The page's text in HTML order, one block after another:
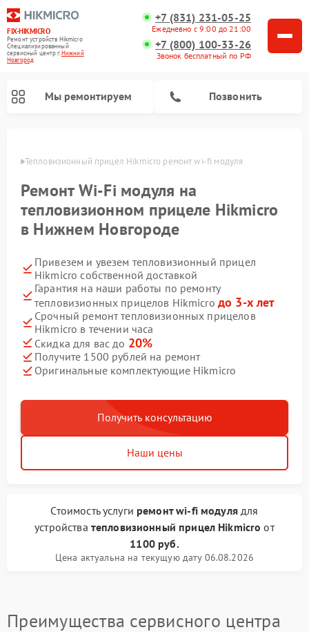
FIX-HIKMICRO
Ремонт устройств Hikmicro
Специализированный
cервисный центр г.Нижний
Новгород
+7 (831) 231-05-25
Ежедневно с 9:00 до 21:00
+7 (800) 100-33-26
Звонок бесплатный по РФ
Мы ремонтируем Позвонить
Тепловизионный прицел Hikmicro ремонт wi-fi модуля
Ремонт Wi-Fi модуля на
тепловизионном прицеле Hikmicro
в Нижнем Новгороде
Привезем и увезем тепловизионный прицел
Hikmicro собственной доставкой
Гарантия на наши работы по ремонту
тепловизионных прицелов Hikmicro до 3-х лет
Срочный ремонт тепловизионных прицелов
Hikmicro в течении часа
Скидка для вас до 20%
Получите 1500 рублей на ремонт
Оригинальные комплектующие Hikmicro
Получить консультацию
Наши цены
Стоимость услуги ремонт wi-fi модулядля
устройства тепловизионный прицел Hikmicro от
1100 руб.
Цена актуальна на текущую дату 06.08.2026
Преимущества сервисного центра